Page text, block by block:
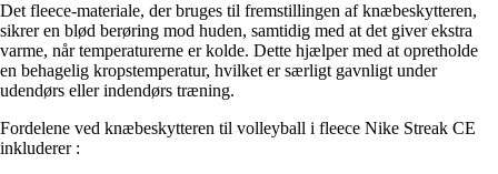
Det fleece-materiale, der bruges til fremstillingen af knæbeskytteren,
sikrer en blød berøring mod huden, samtidig med at det giver ekstra
varme, når temperaturerne er kolde. Dette hjælper med at opretholde
en behagelig kropstemperatur, hvilket er særligt gavnligt under
udendørs eller indendørs træning.
Fordelene ved knæbeskytteren til volleyball i fleece Nike Streak CE
inkluderer :